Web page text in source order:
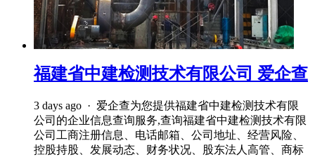
福建省中建检测技术有限公司 爱企查
3 days ago · 爱企查为您提供福建省中建检测技术有限
公司的企业信息查询服务,查询福建省中建检测技术有限
公司工商注册信息、电话邮箱、公司地址、经营风险、
控股持股、发展动态、财务状况、股东法人高管、商标